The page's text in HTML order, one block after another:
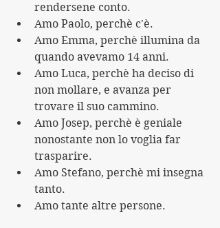
rendersene conto.
Amo Paolo, perchè c'è.
Amo Emma, perchè illumina da
quando avevamo 14 anni.
Amo Luca, perchè ha deciso di
non mollare, e avanza per
trovare il suo cammino.
Amo Josep, perchè è geniale
nonostante non lo voglia far
trasparire.
Amo Stefano, perchè mi insegna
tanto.
Amo tante altre persone.